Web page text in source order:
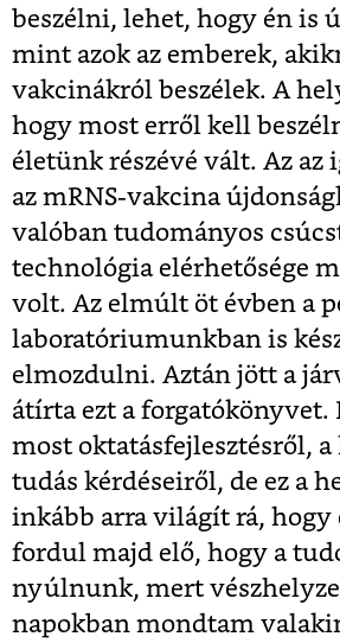
beszélni, lehet, hogy én is
mint azok az emberek,
vakcinákról beszélek. A
hogy most erről kell
életünk részévé vált. Az az
az mRNS-vakcina
valóban tudományos
technológia elérhetősége
volt. Az elmúlt öt évben a
laboratóriumunkban is
elmozdulni. Aztán jött a
átírta ezt a forgatókönyvet.
most oktatásfejlesztésről, a
tudás kérdéseiről, de ez a
inkább arra világít rá, hogy
fordul majd elő, hogy a
nyúlnunk, mert
napokban mondtam